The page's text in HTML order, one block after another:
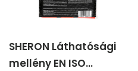
SHERON Láthatósági
mellény EN ISO